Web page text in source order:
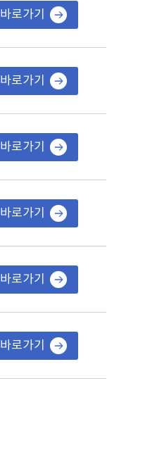
바로가기
바로가기
바로가기
바로가기
바로가기
바로가기